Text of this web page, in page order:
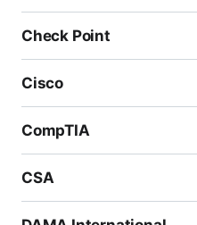
Check Point
Cisco
CompTIA
CSA